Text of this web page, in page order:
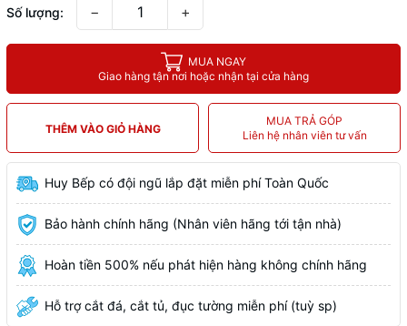
Số lượng: − +
MUA NGAY
Giao hàng tận nơi hoặc nhận tại cửa hàng
THÊM VÀO GIỎ HÀNG
MUA TRẢ GÓP
Liên hệ nhân viên tư vấn
Huy Bếp có đội ngũ lắp đặt miễn phí Toàn Quốc
Bảo hành chính hãng (Nhân viên hãng tới tận nhà)
Hoàn tiền 500% nếu phát hiện hàng không chính hãng
Hỗ trợ cắt đá, cắt tủ, đục tường miễn phí (tuỳ sp)